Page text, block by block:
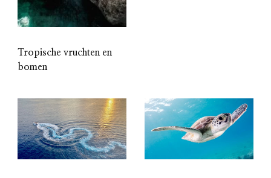
Tropische vruchten en
bomen